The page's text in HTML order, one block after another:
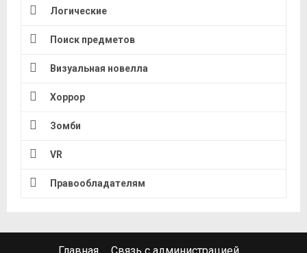
Логические
Поиск предметов
Визуальная новелла
Хоррор
Зомби
VR
Правообладателям
Главная Связь с администрацией